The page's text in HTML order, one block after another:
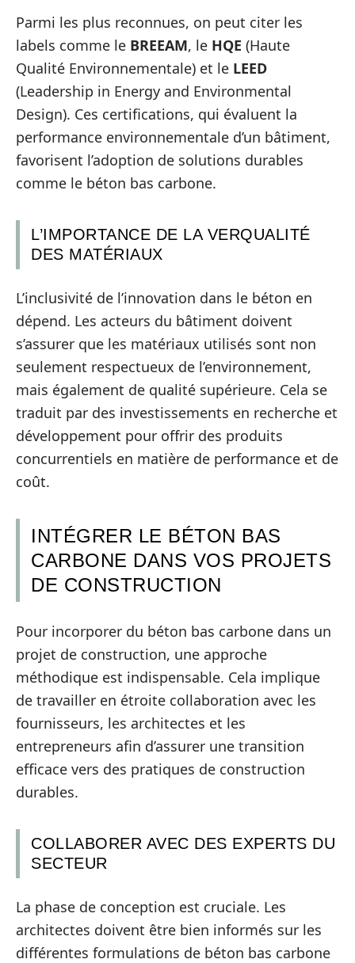
Parmi les plus reconnues, on peut citer les
labels comme le BREEAM, le HQE (Haute
Qualité Environnementale) et le LEED
(Leadership in Energy and Environmental
Design). Ces certifications, qui évaluent la
performance environnementale d’un bâtiment,
favorisent l’adoption de solutions durables
comme le béton bas carbone.
L’IMPORTANCE DE LA VERQUALITÉ
DES MATÉRIAUX
L’inclusivité de l’innovation dans le béton en
dépend. Les acteurs du bâtiment doivent
s’assurer que les matériaux utilisés sont non
seulement respectueux de l’environnement,
mais également de qualité supérieure. Cela se
traduit par des investissements en recherche et
développement pour offrir des produits
concurrentiels en matière de performance et de
coût.
INTÉGRER LE BÉTON BAS
CARBONE DANS VOS PROJETS
DE CONSTRUCTION
Pour incorporer du béton bas carbone dans un
projet de construction, une approche
méthodique est indispensable. Cela implique
de travailler en étroite collaboration avec les
fournisseurs, les architectes et les
entrepreneurs afin d’assurer une transition
efficace vers des pratiques de construction
durables.
COLLABORER AVEC DES EXPERTS DU
SECTEUR
La phase de conception est cruciale. Les
architectes doivent être bien informés sur les
différentes formulations de béton bas carbone